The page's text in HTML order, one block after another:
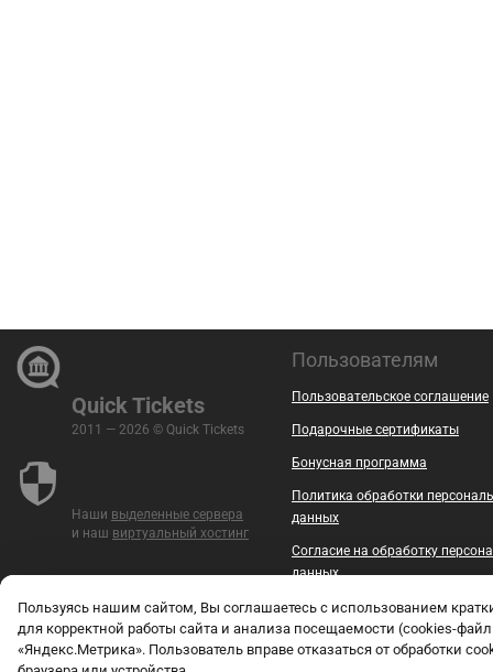
Quick Tickets
2011 — 2026 © Quick Tickets
Наши выделенные сервера
и наш виртуальный хостинг
Пользователям
Пользовательское соглашение
Подарочные сертификаты
Бонусная программа
Политика обработки
данных
Согласие на обработку
данных
Безопасность
Контакты
Пользуясь нашим сайтом, Вы соглашаетесь с использованием
для корректной работы сайта и анализа посещаемости (cookies-
«Яндекс.Метрика». Пользователь вправе отказаться от обработки